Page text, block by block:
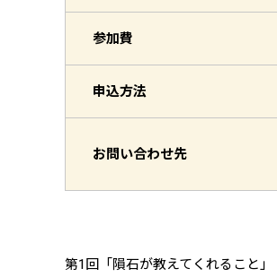
参加費
申込方法
お問い合わせ先
第1回「隕石が教えてくれること」